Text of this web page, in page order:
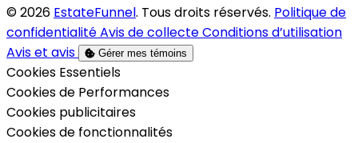
© 2026 EstateFunnel. Tous droits réservés. Politique de
confidentialitéAvis de collecteConditions d’utilisation
Avis et avis
Gérer mes témoins
Activer
Cookies Essentiels
Activer
Cookies de Performances
Activer
Cookies publicitaires
Activer
Cookies de fonctionnalités